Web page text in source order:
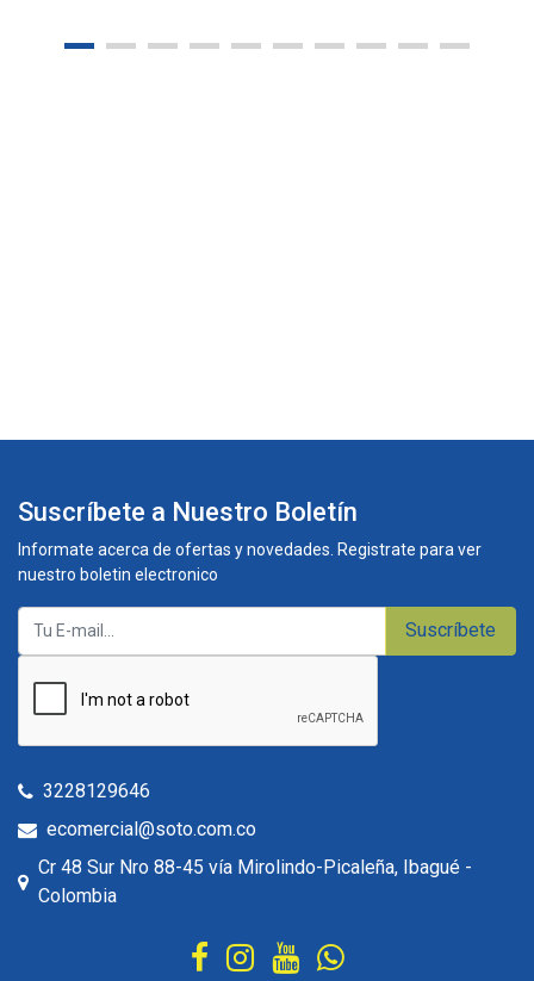
Suscríbete a Nuestro Boletín
Informate acerca de ofertas y novedades. Registrate para ver
nuestro boletin electronico
Suscríbete
3228129646
ecomercial@soto.com.co
Cr 48 Sur Nro 88-45 vía Mirolindo-Picaleña, Ibagué -
Colombia